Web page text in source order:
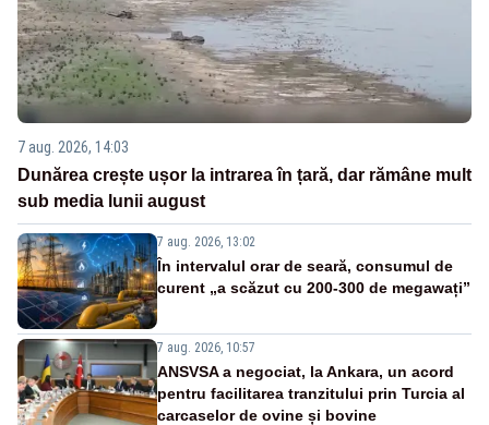
7 aug. 2026, 14:03
Dunărea crește ușor la intrarea în țară, dar rămâne mult
sub media lunii august
7 aug. 2026, 13:02
În intervalul orar de seară, consumul de
curent „a scăzut cu 200-300 de megawați”
7 aug. 2026, 10:57
ANSVSA a negociat, la Ankara, un acord
pentru facilitarea tranzitului prin Turcia al
carcaselor de ovine și bovine